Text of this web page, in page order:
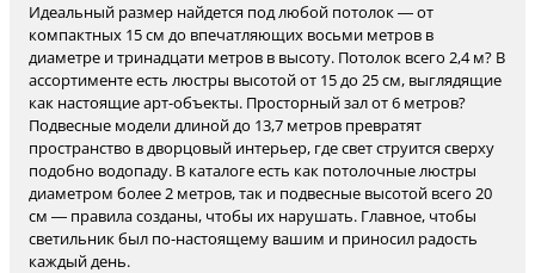
Идеальный размер найдется под любой потолок — от
компактных 15 см до впечатляющих восьми метров в
диаметре и тринадцати метров в высоту. Потолок всего 2,4 м? В
ассортименте есть люстры высотой от 15 до 25 см, выглядящие
как настоящие арт-объекты. Просторный зал от 6 метров?
Подвесные модели длиной до 13,7 метров превратят
пространство в дворцовый интерьер, где свет струится сверху
подобно водопаду. В каталоге есть как потолочные люстры
диаметром более 2 метров, так и подвесные высотой всего 20
см — правила созданы, чтобы их нарушать. Главное, чтобы
светильник был по-настоящему вашим и приносил радость
каждый день.